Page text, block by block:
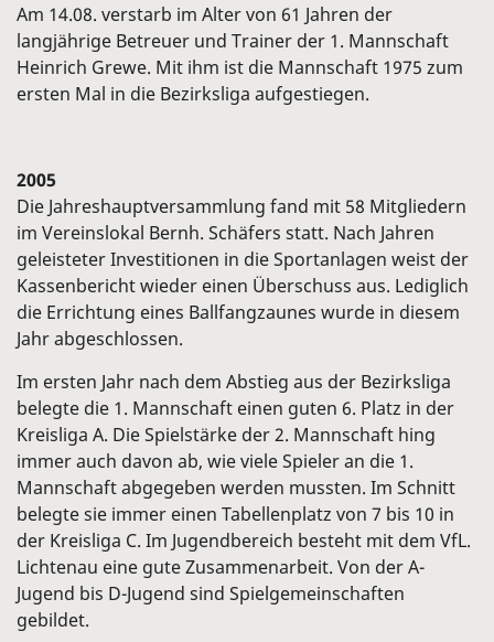
Am 14.08. verstarb im Alter von 61 Jahren der
langjährige Betreuer und Trainer der 1. Mannschaft
Heinrich Grewe. Mit ihm ist die Mannschaft 1975 zum
ersten Mal in die Bezirksliga aufgestiegen.
2005
Die Jahreshauptversammlung fand mit 58 Mitgliedern
im Vereinslokal Bernh. Schäfers statt. Nach Jahren
geleisteter Investitionen in die Sportanlagen weist der
Kassenbericht wieder einen Überschuss aus. Lediglich
die Errichtung eines Ballfangzaunes wurde in diesem
Jahr abgeschlossen.
Im ersten Jahr nach dem Abstieg aus der Bezirksliga
belegte die 1. Mannschaft einen guten 6. Platz in der
Kreisliga A. Die Spielstärke der 2. Mannschaft hing
immer auch davon ab, wie viele Spieler an die 1.
Mannschaft abgegeben werden mussten. Im Schnitt
belegte sie immer einen Tabellenplatz von 7 bis 10 in
der Kreisliga C. Im Jugendbereich besteht mit dem VfL.
Lichtenau eine gute Zusammenarbeit. Von der A-
Jugend bis D-Jugend sind Spielgemeinschaften
gebildet.